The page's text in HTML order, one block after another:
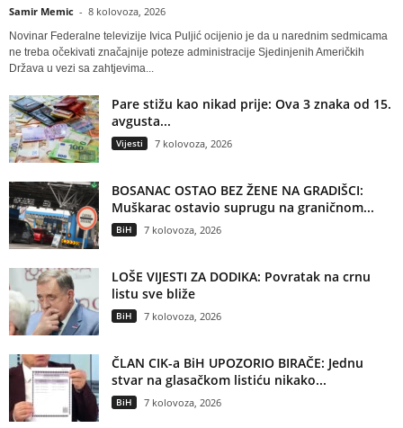
Samir Memic - 8 kolovoza, 2026
Novinar Federalne televizije Ivica Puljić ocijenio je da u narednim sedmicama
ne treba očekivati značajnije poteze administracije Sjedinjenih Američkih
Država u vezi sa zahtjevima...
Pare stižu kao nikad prije: Ova 3 znaka od 15.
avgusta...
Vijesti 7 kolovoza, 2026
BOSANAC OSTAO BEZ ŽENE NA GRADIŠCI:
Muškarac ostavio suprugu na graničnom...
BiH 7 kolovoza, 2026
LOŠE VIJESTI ZA DODIKA: Povratak na crnu
listu sve bliže
BiH 7 kolovoza, 2026
ČLAN CIK-a BiH UPOZORIO BIRAČE: Jednu
stvar na glasačkom listiću nikako...
BiH 7 kolovoza, 2026